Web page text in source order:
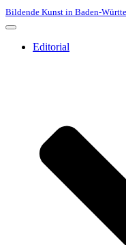
Bildende Kunst in Baden-
Navigationsmenü
Editorial